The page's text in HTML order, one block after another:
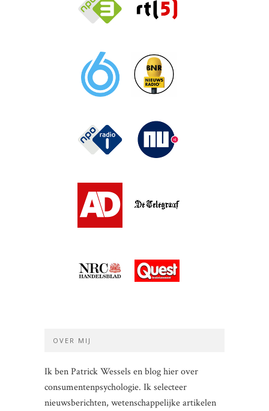
OVER MIJ
Ik ben Patrick Wessels en blog hier over
consumentenpsychologie. Ik selecteer
nieuwsberichten, wetenschappelijke artikelen